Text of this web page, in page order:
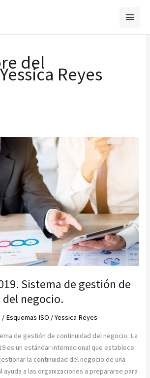
del
Reyes
Sistema de gestión de
negocio.
/ Esquemas ISO /Yessica Reyes
de gestión de continuidad del negocio. La
es un estándar internacional que establece
la continuidad del negocio de una
ayuda a las organizaciones a prepararse para